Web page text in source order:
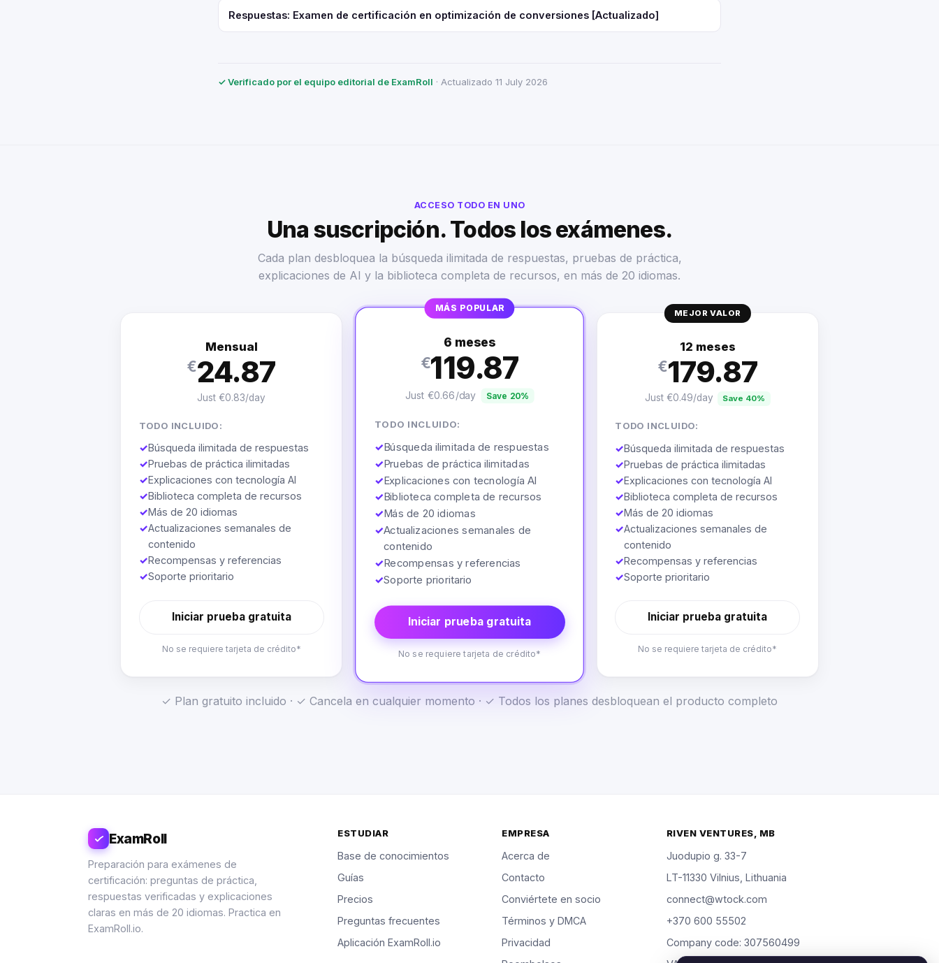
Respuestas: Examen de certificación en optimización de conversiones [Actualizado]
✓ Verificado por el equipo editorial de ExamRoll · Actualizado 11 July 2026
ACCESO TODO EN UNO
Una suscripción. Todos los exámenes.
Cada plan desbloquea la búsqueda ilimitada de respuestas, pruebas de práctica,
explicaciones de AI y la biblioteca completa de recursos, en más de 20 idiomas.
Mensual
€24.87
Just €0.83/day
TODO INCLUIDO:
✓Búsqueda ilimitada de respuestas
✓Pruebas de práctica ilimitadas
✓Explicaciones con tecnología AI
✓Biblioteca completa de recursos
✓Más de 20 idiomas
✓Actualizaciones semanales de
contenido
✓Recompensas y referencias
✓Soporte prioritario
Iniciar prueba gratuita
No se requiere tarjeta de crédito*
MÁS POPULAR
6 meses
€119.87
Just €0.66/day Save 20%
TODO INCLUIDO:
✓Búsqueda ilimitada de respuestas
✓Pruebas de práctica ilimitadas
✓Explicaciones con tecnología AI
✓Biblioteca completa de recursos
✓Más de 20 idiomas
✓Actualizaciones semanales de
contenido
✓Recompensas y referencias
✓Soporte prioritario
Iniciar prueba gratuita
No se requiere tarjeta de crédito*
MEJOR VALOR
12 meses
€179.87
Just €0.49/day Save 40%
TODO INCLUIDO:
✓Búsqueda ilimitada de respuestas
✓Pruebas de práctica ilimitadas
✓Explicaciones con tecnología AI
✓Biblioteca completa de recursos
✓Más de 20 idiomas
✓Actualizaciones semanales de
contenido
✓Recompensas y referencias
✓Soporte prioritario
Iniciar prueba gratuita
No se requiere tarjeta de crédito*
✓ Plan gratuito incluido · ✓ Cancela en cualquier momento · ✓ Todos los planes desbloquean el producto completo
ExamRoll
Preparación para exámenes de
certificación: preguntas de práctica,
respuestas verificadas y explicaciones
claras en más de 20 idiomas. Practica en
ExamRoll.io.
ESTUDIAR
Base de conocimientos
Guías
Precios
Preguntas frecuentes
Aplicación ExamRoll.io
EMPRESA
Acerca de
Contacto
Conviértete en socio
Términos y DMCA
Privacidad
RIVEN VENTURES, MB
Juodupio g. 33-7
LT-11330 Vilnius, Lithuania
connect@wtock.com
+370 600 55502
Company code: 307560499